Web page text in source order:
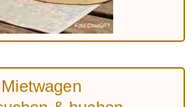
Mietwagen